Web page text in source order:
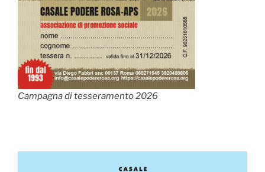
Campagna di tesseramento 2026